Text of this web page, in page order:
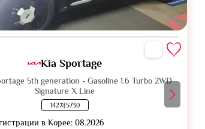
Kia Sportage
5th generation - Gasoline 1.6 Turbo 2WD
Signature X Line
142저5730
в Корее: 08.2026